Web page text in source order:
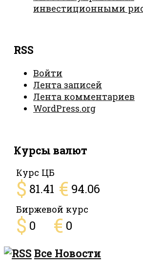
инвестиционными
RSS
Войти
Лента записей
Лента комментариев
WordPress.org
Курсы валют
Курс ЦБ
$ 81.41 € 94.06
Биржевой курс
$ 0 € 0
Все Новости